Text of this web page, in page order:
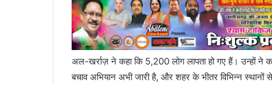
अल-खर्राज़ ने कहा कि 5,200 लोग लापता हो गए हैं। उन्हों
बचाव अभियान अभी जारी है, और शहर के भीतर विभिन्न